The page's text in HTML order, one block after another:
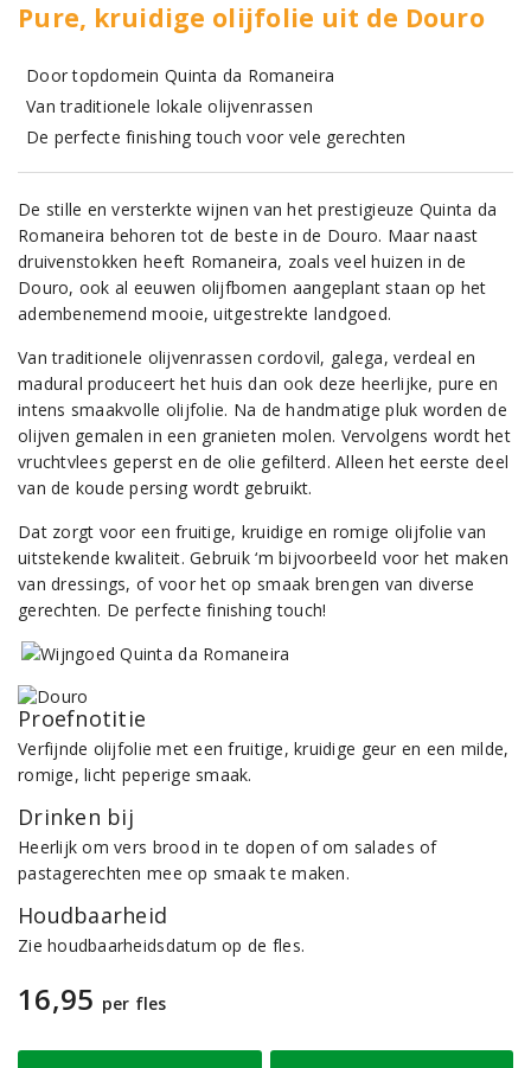
Pure, kruidige olijfolie uit de Douro
Door topdomein Quinta da Romaneira
Van traditionele lokale olijvenrassen
De perfecte finishing touch voor vele gerechten
De stille en versterkte wijnen van het prestigieuze Quinta da
Romaneira behoren tot de beste in de Douro. Maar naast
druivenstokken heeft Romaneira, zoals veel huizen in de
Douro, ook al eeuwen olijfbomen aangeplant staan op het
adembenemend mooie, uitgestrekte landgoed.
Van traditionele olijvenrassen cordovil, galega, verdeal en
madural produceert het huis dan ook deze heerlijke, pure en
intens smaakvolle olijfolie. Na de handmatige pluk worden de
olijven gemalen in een granieten molen. Vervolgens wordt het
vruchtvlees geperst en de olie gefilterd. Alleen het eerste deel
van de koude persing wordt gebruikt.
Dat zorgt voor een fruitige, kruidige en romige olijfolie van
uitstekende kwaliteit. Gebruik ‘m bijvoorbeeld voor het maken
van dressings, of voor het op smaak brengen van diverse
gerechten. De perfecte finishing touch!
Proefnotitie
Verfijnde olijfolie met een fruitige, kruidige geur en een milde,
romige, licht peperige smaak.
Drinken bij
Heerlijk om vers brood in te dopen of om salades of
pastagerechten mee op smaak te maken.
Houdbaarheid
Zie houdbaarheidsdatum op de fles.
16,95 per fles